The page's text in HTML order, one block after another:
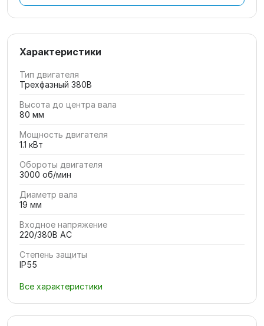
Характеристики
Тип двигателя
Трехфазный 380В
Высота до центра вала
80 мм
Мощность двигателя
1.1 кВт
Обороты двигателя
3000 об/мин
Диаметр вала
19 мм
Входное напряжение
220/380В AC
Степень защиты
IP55
Все характеристики